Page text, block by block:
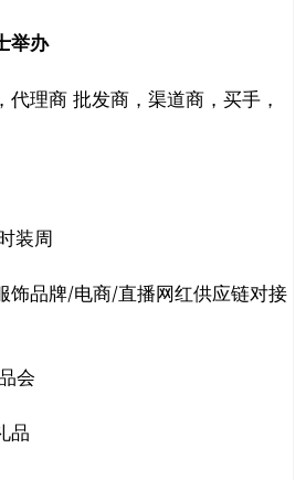
举办
代理商 批发商，渠道商，买手，
装周
饰品牌/电商/直播网红供应链对接
会
品